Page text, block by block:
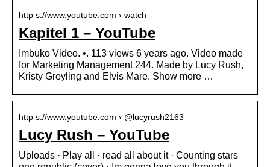
http s://www.youtube.com › watch
Kapitel 1 – YouTube
Imbuko Video. •. 113 views 6 years ago. Video made
for Marketing Management 244. Made by Lucy Rush,
Kristy Greyling and Elvis Mare. Show more …
http s://www.youtube.com › @lucyrush2163
Lucy Rush – YouTube
Uploads · Play all · read all about it · Counting stars